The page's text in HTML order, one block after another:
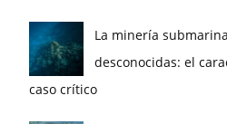
La minería
desconocidas: el
caso crítico